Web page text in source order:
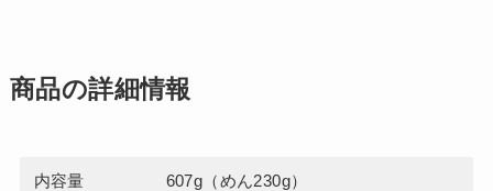
商品の詳細情報
内容量 607g（めん230g）